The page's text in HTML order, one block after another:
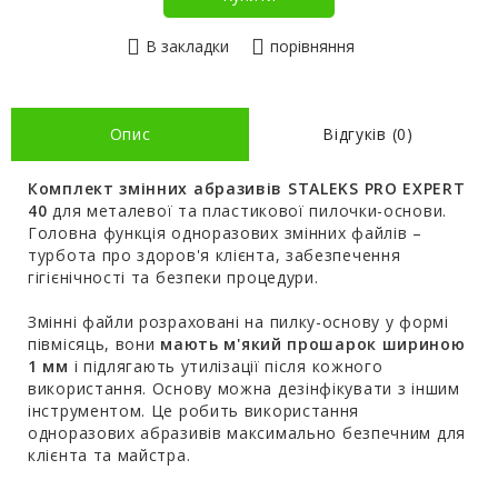
В закладки порівняння
Опис Відгуків (0)
Комплект змінних абразивів STALEKS PRO EXPERT
40 для металевої та пластикової пилочки-основи.
Головна функція одноразових змінних файлів –
турбота про здоров'я клієнта, забезпечення
гігієнічності та безпеки процедури.
Змінні файли розраховані на пилку-основу у формі
півмісяць, вони мають м'який прошарок шириною
1 мм і підлягають утилізації після кожного
використання. Основу можна дезінфікувати з іншим
інструментом. Це робить використання
одноразових абразивів максимально безпечним для
клієнта та майстра.